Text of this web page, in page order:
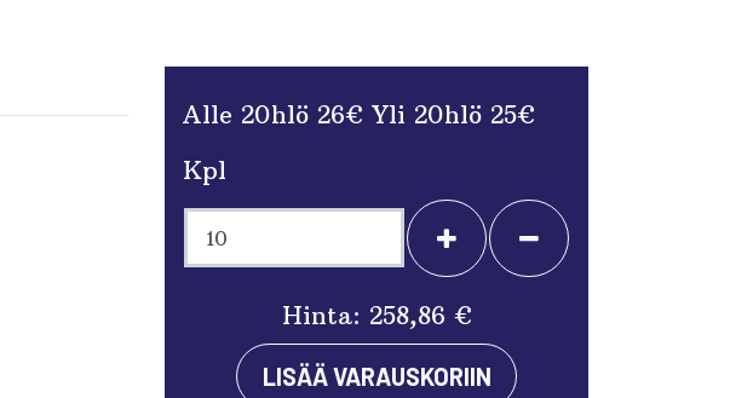
Alle 20hlö 26€ Yli 20hlö 25€
Kpl
+ -
Hinta: 258,86 €
LISÄÄ VARAUSKORIIN